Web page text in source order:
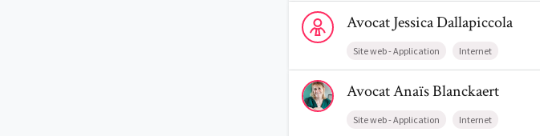
Voir le profil de AvocatJessica Dallapiccola
AvocatJessicaDallapiccola
Site web - Application Internet
Voir le profil de AvocatAnaïs Blanckaert
AvocatAnaïsBlanckaert
Site web - Application Internet